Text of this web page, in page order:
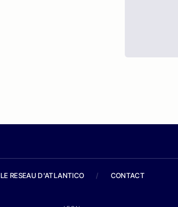
LE RESEAU D'ATLANTICO / CONTACT